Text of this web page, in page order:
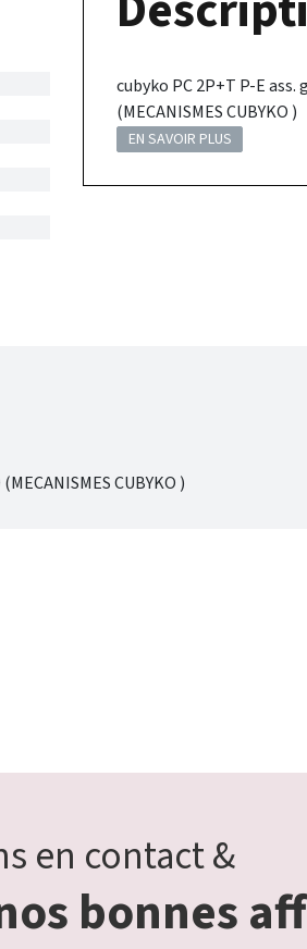
cubyko PC 2P+T P-E
(MECANISMES CUBYKO )
EN SAVOIR PLUS
CUBYKO )
en contact &
bonnes